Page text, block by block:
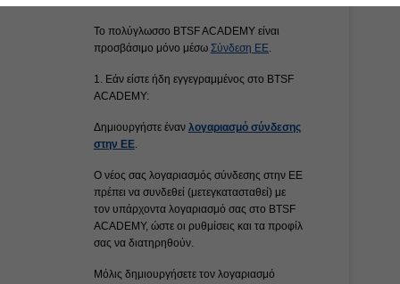
Το πολύγλωσσο BTSF ACADEMY είναι
προσβάσιμο μόνο μέσω Σύνδεση ΕΕ.
1. Εάν είστε ήδη εγγεγραμμένος στο BTSF
ACADEMY:
Δημιουργήστε έναν λογαριασμό σύνδεσης
στην ΕE.
Ο νέος σας λογαριασμός σύνδεσης στην ΕΕ
πρέπει να συνδεθεί (μετεγκατασταθεί) με
τον υπάρχοντα λογαριασμό σας στο BTSF
ACADEMY, ώστε οι ρυθμίσεις και τα προφίλ
σας να διατηρηθούν.
Μόλις δημιουργήσετε τον λογαριασμό